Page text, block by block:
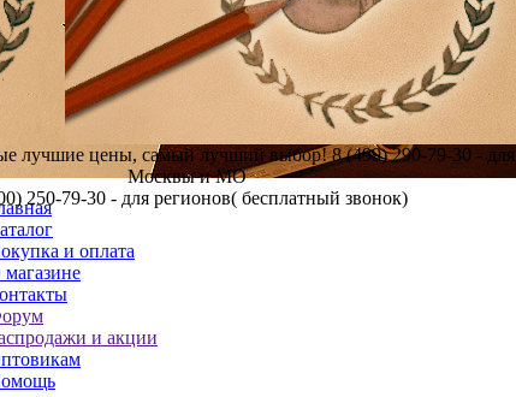
лучшие цены, самый лучший выбор! 8 (499) 290-79-30 - для
Москвы и МО
250-79-30 - для регионов( бесплатный звонок)
и оплата
и акции